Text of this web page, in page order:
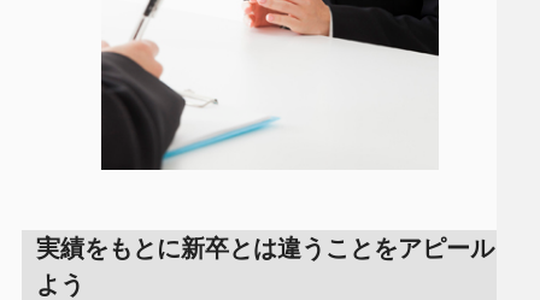
実績をもとに新卒とは違うことをアピールし
よう